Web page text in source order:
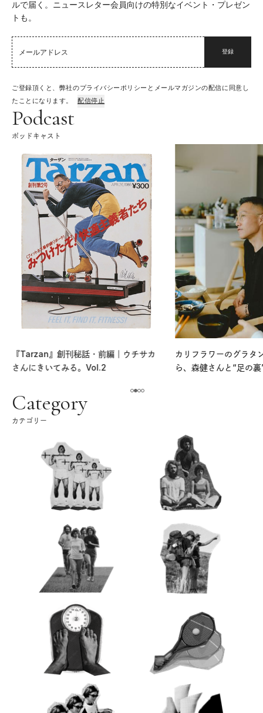
ルで届く。ニュースレター会員向けの特別なイベント・プレゼン
トも。
登録
ご登録頂くと、弊社のプライバシーポリシーとメールマガジンの配信に同意し
たことになります。
配信停止
Podcast
ポッドキャスト
『Tarzan』創刊秘話・前編｜ウチサカ
さんにきいてみる。Vol.2
カリフラワーのグラタ
ら、森健さんと“足の
Category
カテゴリー